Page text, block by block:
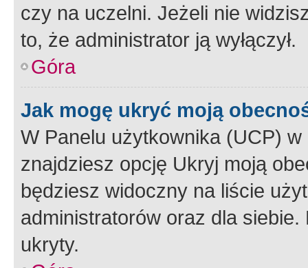
czy na uczelni. Jeżeli nie
to, że administrator ją wyłączył.
Góra
Jak mogę ukryć moją
W Panelu użytkownika (UCP) w
znajdziesz opcję Ukryj moją
będziesz widoczny na liście
administratorów oraz dla
ukryty.